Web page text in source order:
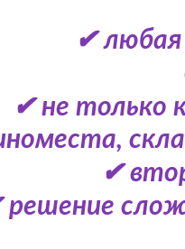
✔ любая
✔ не только
✔
решение